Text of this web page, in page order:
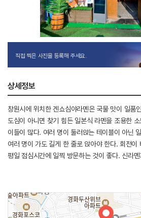
직접 찍은 사진을 등록해 주세요.
상세정보
창원시에 위치한 겐쇼심야라멘은 국물 맛이 일품
도심이 아니면 찾기 힘든 일본식 라멘을 조용한
이들이 많다. 여러 명이 둘러앉는 테이블이 아닌
여러 명이 가도 길게 한 줄로 앉아야 한다. 회전이
평일 점심시간에 일찍 방문하는 것이 좋다. 신라